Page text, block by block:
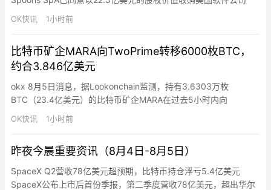
Airtable，将以全现金交易完成。扣除Airtable账上约9.65亿美元净
现金后，企业价值约为12.9亿美元。这一价格较Airtable在2021年
又一例证…
OK快讯 1小时前
比特币矿企MARA向TwoPrime转移6000枚BTC，
约合3.846亿美元
okx 8月5日消息，据Lookonchain监测，持有3.6303万枚
BTC（23.4亿美元）的比特币矿企MARA在过去5小时内向
TwoPrime转移6000枚BTC（3.846亿美元）。该转移不一定是出
售，可能用于资产管理。
OK快讯 1小时前
昨夜今晨重要资讯（8月4日-8月5日）
SpaceX Q2营收78亿美元超预期，比特币持仓浮亏5.4亿美元
SpaceX公布上市后首份季报，第二季度营收78亿美元，超出华尔